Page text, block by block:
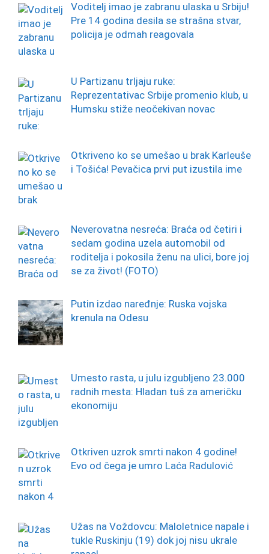
Voditelj imao je zabranu ulaska u Srbiju!
Pre 14 godina desila se strašna stvar,
policija je odmah reagovala
U Partizanu trljaju ruke:
Reprezentativac Srbije promenio klub, u
Humsku stiže neočekivan novac
Otkriveno ko se umešao u brak Karleuše
i Tošića! Pevačica prvi put izustila ime
Neverovatna nesreća: Braća od četiri i
sedam godina uzela automobil od
roditelja i pokosila ženu na ulici, bore joj
se za život! (FOTO)
Putin izdao naređnje: Ruska vojska
krenula na Odesu
Umesto rasta, u julu izgubljeno 23.000
radnih mesta: Hladan tuš za američku
ekonomiju
Otkriven uzrok smrti nakon 4 godine!
Evo od čega je umro Laća Radulović
Užas na Voždovcu: Maloletnice napale i
tukle Ruskinju (19) dok joj nisu ukrale